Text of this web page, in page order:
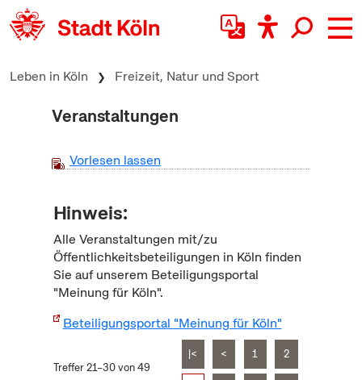
zum Inhalt springen
Leben in Köln Freizeit, Natur und Sport
Veranstaltungen
Vorlesen lassen
Hinweis:
Alle Veranstaltungen mit/zu
Öffentlichkeitsbeteiligungen in Köln finden
Sie auf unserem Beteiligungsportal
"Meinung für Köln".
Beteiligungsportal "Meinung für Köln"
Treffer 21–30 von 49
|< < 1 2